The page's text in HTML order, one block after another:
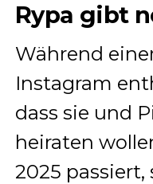
Rypa gibt
Während
Instagram
dass sie und
heiraten
2025